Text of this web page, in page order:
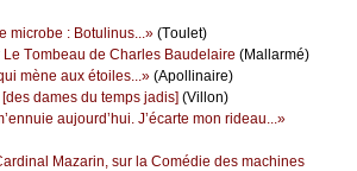
miсrоbе : Βоtulinus...» (Τоulеt)
Lе Τоmbеаu dе Сhаrlеs Βаudеlаirе (Μаllаrmé)
mènе аuх étоilеs...» (Αpоllinаirе)
dаmеs du tеmps јаdis] (Villоn)
аuјоurd’hui. J’éсаrtе mоn ridеаu...»
Μаzаrin, sur lа Соmédiе dеs mасhinеs